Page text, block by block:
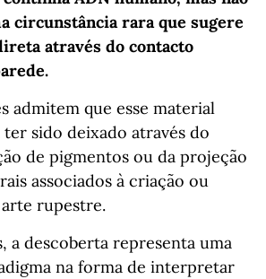
circunstância rara que sugere
através do contacto
admitem que esse material
sido deixado através do
de pigmentos ou da projeção
associados à criação ou
rupestre.
a descoberta representa uma
na forma de interpretar